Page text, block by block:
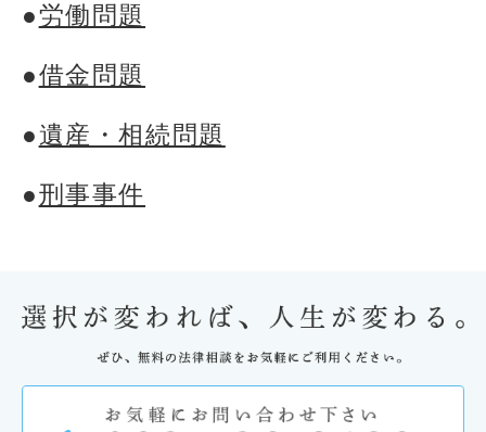
●労働問題
●借金問題
●遺産・相続問題
●刑事事件